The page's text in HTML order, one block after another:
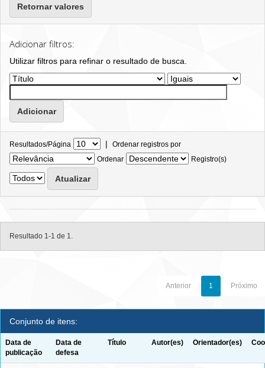
Retornar valores
Adicionar filtros:
Utilizar filtros para refinar o resultado de busca.
Resultados/Página | Ordenar registros por
Ordenar
Registro(s)
Resultado 1-1 de 1.
Anterior 1 Próximo
Conjunto de itens:
Data de
publicação
Data de
defesa
Título Autor(es) Orientador(es)